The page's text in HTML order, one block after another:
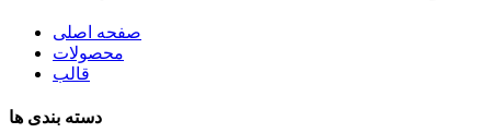
صفحه اصلی
محصولات
قالب
دسته بندی ها